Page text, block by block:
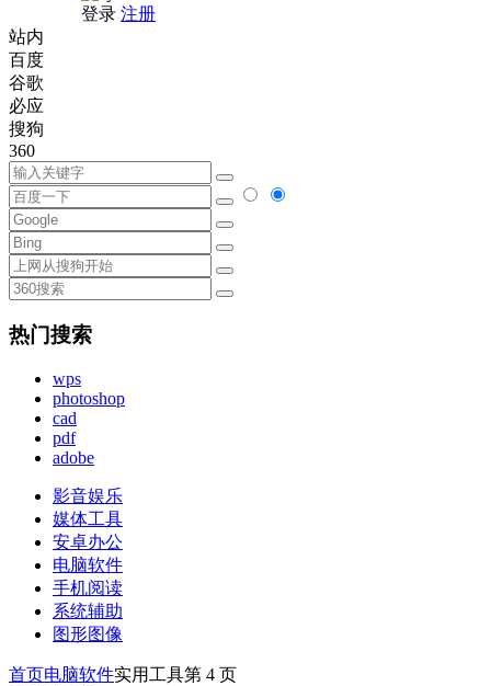
登录 注册
站内
百度
谷歌
必应
搜狗
360
热门搜索
wps
photoshop
cad
pdf
adobe
影音娱乐
媒体工具
安卓办公
电脑软件
手机阅读
系统辅助
图形图像
首页电脑软件实用工具第 4 页